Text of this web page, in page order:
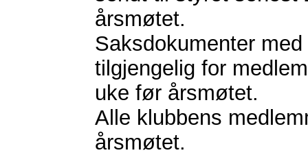
årsmøtet.
Saksdokumenter
tilgjengelig for
uke før årsmøtet.
Alle klubbens
årsmøtet.